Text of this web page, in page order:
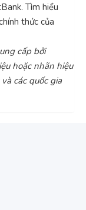
Tìm hiểu
thức của
cấp bởi
hoặc nhãn hiệu
các quốc gia